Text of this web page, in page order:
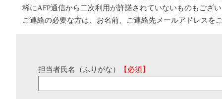
稀にAFP通信から二次利用が許諾されていないものもござ
ご連絡の必要な方は、お名前、ご連絡先メールアドレスを
担当者氏名（ふりがな） 【必須】